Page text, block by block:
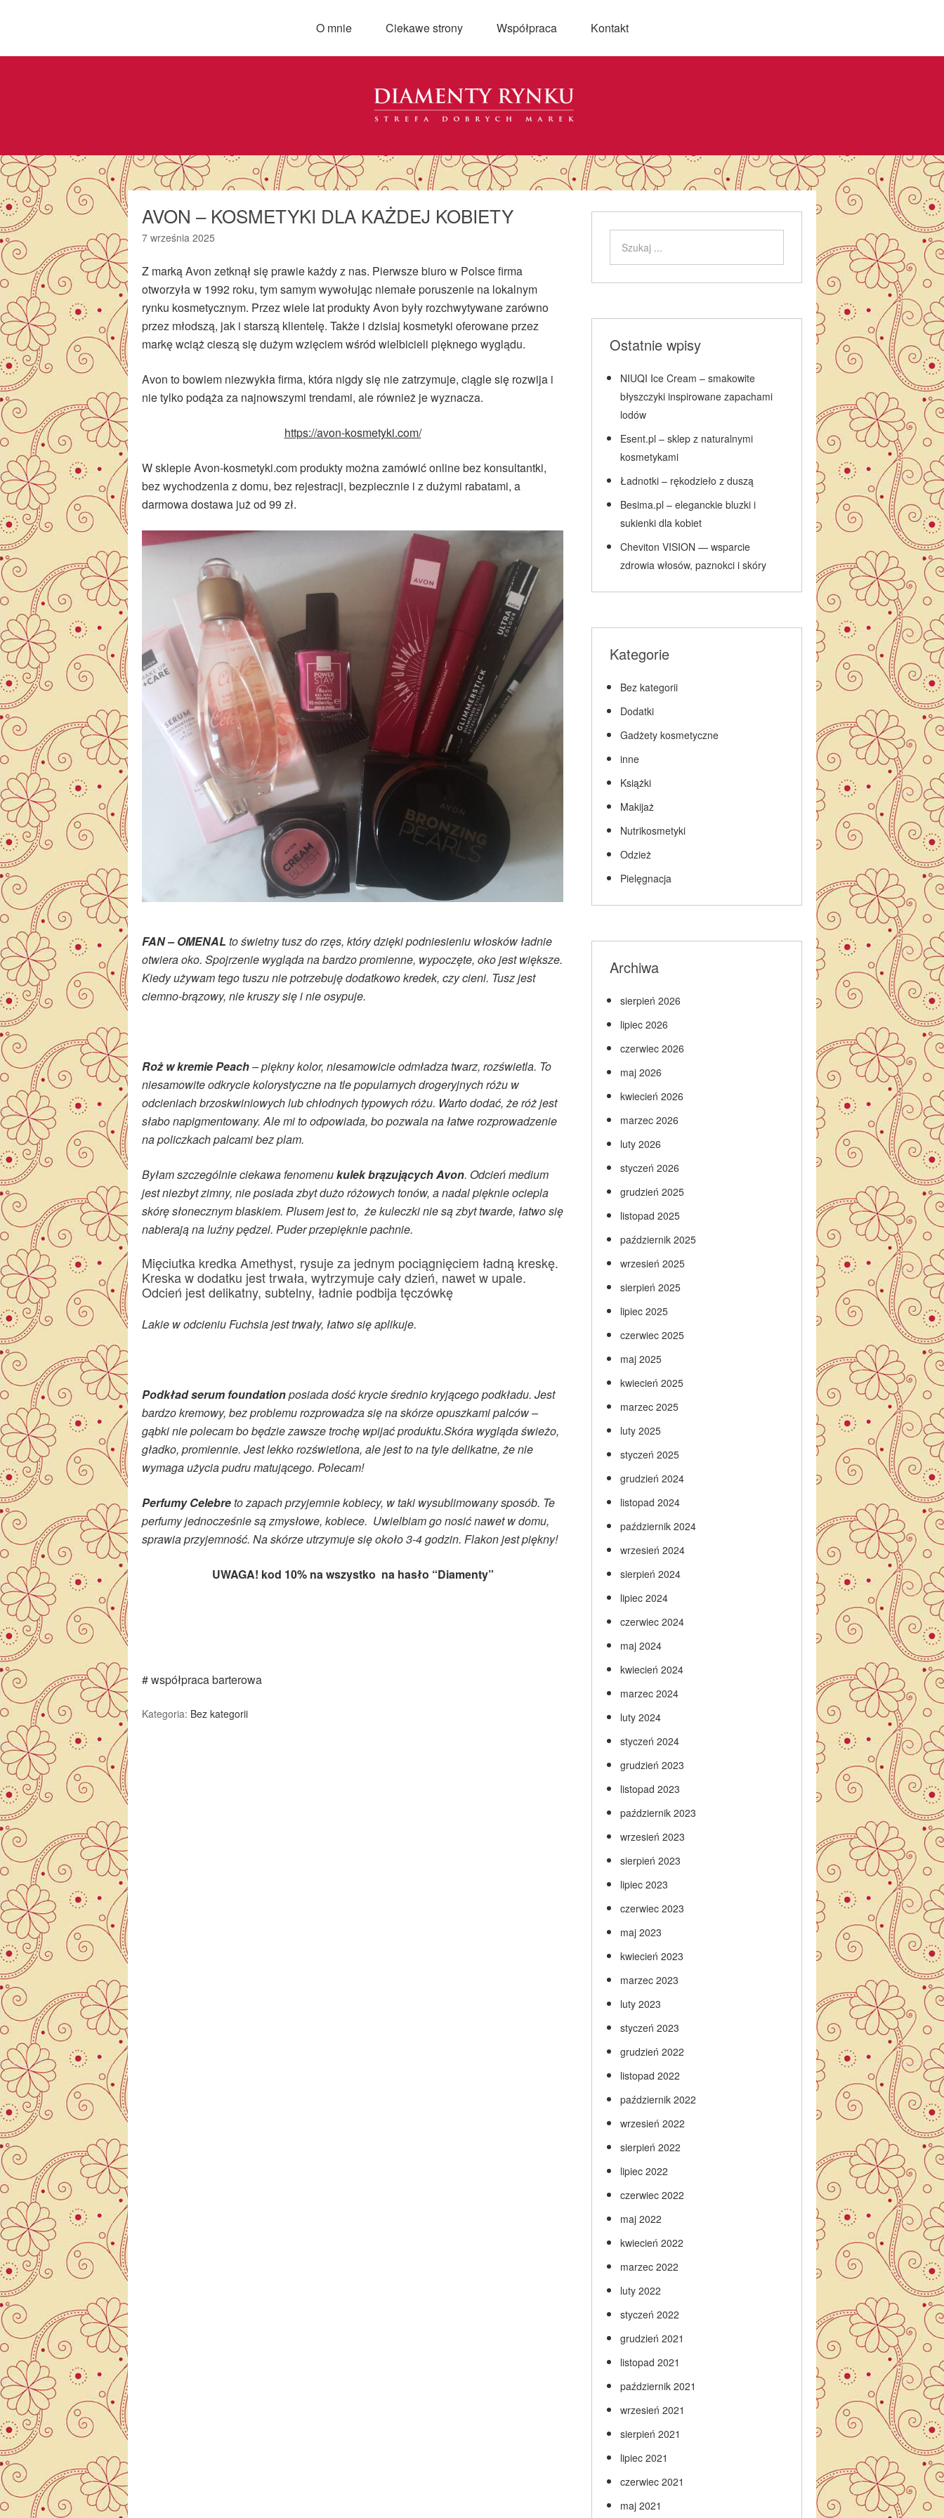
O mnie Ciekawe strony Współpraca Kontakt
AVON – KOSMETYKI DLA KAŻDEJ KOBIETY
7 września 2025
Z marką Avon zetknął się prawie każdy z nas. Pierwsze biuro w Polsce firma
otworzyła w 1992 roku, tym samym wywołując niemałe poruszenie na lokalnym
rynku kosmetycznym. Przez wiele lat produkty Avon były rozchwytywane zarówno
przez młodszą, jak i starszą klientelę. Także i dzisiaj kosmetyki oferowane przez
markę wciąż cieszą się dużym wzięciem wśród wielbicieli pięknego wyglądu.
Avon to bowiem niezwykła firma, która nigdy się nie zatrzymuje, ciągle się rozwija i
nie tylko podąża za najnowszymi trendami, ale również je wyznacza.
https://avon-kosmetyki.com/
W sklepie Avon-kosmetyki.com produkty można zamówić online bez konsultantki,
bez wychodzenia z domu, bez rejestracji, bezpiecznie i z dużymi rabatami, a
darmowa dostawa już od 99 zł.
FAN – OMENAL to świetny tusz do rzęs, który dzięki podniesieniu włosków ładnie
otwiera oko. Spojrzenie wygląda na bardzo promienne, wypoczęte, oko jest większe.
Kiedy używam tego tuszu nie potrzebuję dodatkowo kredek, czy cieni. Tusz jest
ciemno-brązowy, nie kruszy się i nie osypuje.
Roż w kremie Peach– piękny kolor, niesamowicie odmładza twarz, rozświetla. To
niesamowite odkrycie kolorystyczne na tle popularnych drogeryjnych różu w
odcieniach brzoskwiniowych lub chłodnych typowych różu. Warto dodać, że róż jest
słabo napigmentowany. Ale mi to odpowiada, bo pozwala na łatwe rozprowadzenie
na policzkach palcami bez plam.
Byłam szczególnie ciekawa fenomenukulek brązujących Avon. Odcień medium
jest niezbyt zimny, nie posiada zbyt dużo różowych tonów, a nadal pięknie ociepla
skórę słonecznym blaskiem. Plusem jest to, że kuleczki nie są zbyt twarde, łatwo się
nabierają na luźny pędzel. Puder przepięknie pachnie.
Mięciutka kredka Amethyst, rysuje za jednym pociągnięciem ładną kreskę.
Kreska w dodatku jest trwała, wytrzymuje cały dzień, nawet w upale.
Odcień jest delikatny, subtelny, ładnie podbija tęczówkę
Lakie w odcieniu Fuchsia jest trwały, łatwo się aplikuje.
Podkład serum foundationposiada dość krycie średnio kryjącego podkładu. Jest
bardzo kremowy, bez problemu rozprowadza się na skórze opuszkami palców –
gąbki nie polecam bo będzie zawsze trochę wpijać produktu.Skóra wygląda świeżo,
gładko, promiennie. Jest lekko rozświetlona, ale jest to na tyle delikatne, że nie
wymaga użycia pudru matującego. Polecam!
Perfumy Celebreto zapach przyjemnie kobiecy, w taki wysublimowany sposób. Te
perfumy jednocześnie są zmysłowe, kobiece. Uwielbiam go nosić nawet w domu,
sprawia przyjemność. Na skórze utrzymuje się około 3-4 godzin. Flakon jest piękny!
UWAGA! kod 10% na wszystko na hasło “Diamenty”
# współpraca barterowa
Kategoria: Bez kategorii
Ostatnie wpisy
NIUQI Ice Cream – smakowite
błyszczyki inspirowane zapachami
lodów
Esent.pl – sklep z naturalnymi
kosmetykami
Ładnotki – rękodzieło z duszą
Besima.pl – eleganckie bluzki i
sukienki dla kobiet
Cheviton VISION — wsparcie
zdrowia włosów, paznokci i skóry
Kategorie
Bez kategorii
Dodatki
Gadżety kosmetyczne
inne
Książki
Makijaż
Nutrikosmetyki
Odzież
Pielęgnacja
Archiwa
sierpień 2026
lipiec 2026
czerwiec 2026
maj 2026
kwiecień 2026
marzec 2026
luty 2026
styczeń 2026
grudzień 2025
listopad 2025
październik 2025
wrzesień 2025
sierpień 2025
lipiec 2025
czerwiec 2025
maj 2025
kwiecień 2025
marzec 2025
luty 2025
styczeń 2025
grudzień 2024
listopad 2024
październik 2024
wrzesień 2024
sierpień 2024
lipiec 2024
czerwiec 2024
maj 2024
kwiecień 2024
marzec 2024
luty 2024
styczeń 2024
grudzień 2023
listopad 2023
październik 2023
wrzesień 2023
sierpień 2023
lipiec 2023
czerwiec 2023
maj 2023
kwiecień 2023
marzec 2023
luty 2023
styczeń 2023
grudzień 2022
listopad 2022
październik 2022
wrzesień 2022
sierpień 2022
lipiec 2022
czerwiec 2022
maj 2022
kwiecień 2022
marzec 2022
luty 2022
styczeń 2022
grudzień 2021
listopad 2021
październik 2021
wrzesień 2021
sierpień 2021
lipiec 2021
czerwiec 2021
maj 2021